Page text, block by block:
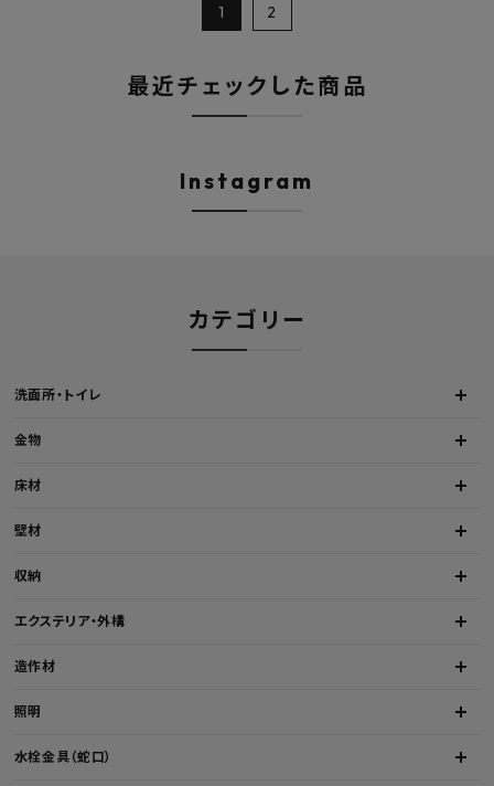
1 2
最近チェックした商品
Instagram
カテゴリー
洗面所・トイレ
金物
床材
壁材
収納
エクステリア・外構
造作材
照明
水栓金具（蛇口）